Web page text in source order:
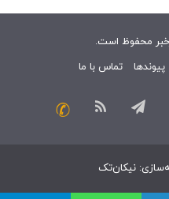
محفوظ است.
پیوندها تماس با ما
اینستاگرامتلگرام خوراک
: نیکان‌تک